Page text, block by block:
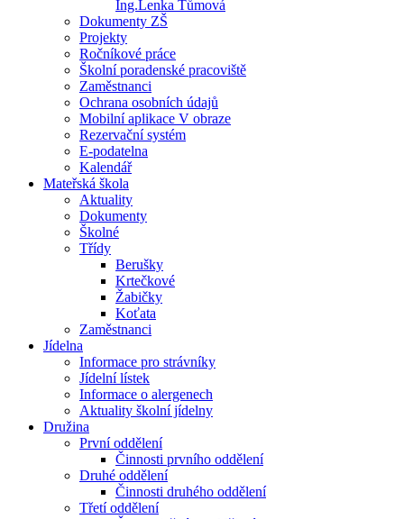
Ing.Lenka Tůmová
Dokumenty ZŠ
Projekty
Ročníkové práce
Školní poradenské pracoviště
Zaměstnanci
Ochrana osobních údajů
Mobilní aplikace V obraze
Rezervační systém
E-podatelna
Kalendář
Mateřská škola
Aktuality
Dokumenty
Školné
Třídy
Berušky
Krtečkové
Žabičky
Koťata
Zaměstnanci
Jídelna
Informace pro strávníky
Jídelní lístek
Informace o alergenech
Aktuality školní jídelny
Družina
První oddělení
Činnosti prvního oddělení
Druhé oddělení
Činnosti druhého oddělení
Třetí oddělení